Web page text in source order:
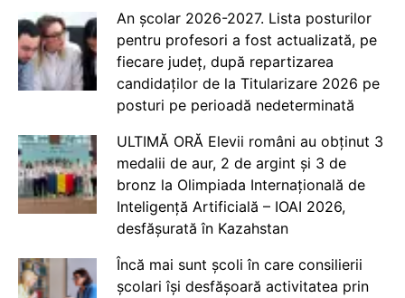
An școlar 2026-2027. Lista posturilor
pentru profesori a fost actualizată, pe
fiecare județ, după repartizarea
candidaților de la Titularizare 2026 pe
posturi pe perioadă nedeterminată
ULTIMĂ ORĂ Elevii români au obținut 3
medalii de aur, 2 de argint și 3 de
bronz la Olimpiada Internațională de
Inteligență Artificială – IOAI 2026,
desfășurată în Kazahstan
Încă mai sunt școli în care consilierii
școlari își desfășoară activitatea prin